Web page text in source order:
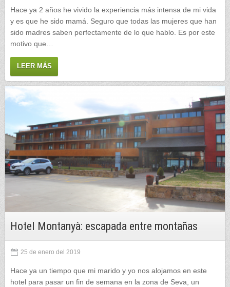
Hace ya 2 años he vivido la experiencia más intensa de mi vida
y es que he sido mamá. Seguro que todas las mujeres que han
sido madres saben perfectamente de lo que hablo. Es por este
motivo que…
LEER MÁS
Hotel Montanyà: escapada entre montañas
25 de enero del 2019
Hace ya un tiempo que mi marido y yo nos alojamos en este
hotel para pasar un fin de semana en la zona de Seva, un